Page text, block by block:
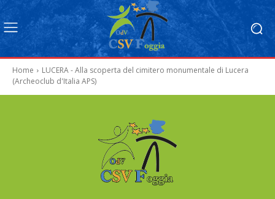
Home
LUCERA - Alla scoperta del cimitero monumentale di Lucera
(Archeoclub d'Italia APS)